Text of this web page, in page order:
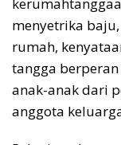
menyetrika
rumah,
tangga
anak-anak dari
anggota